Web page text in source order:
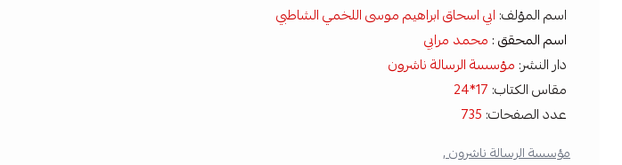
اسم المؤلف: ابي اسحاق ابراهيم موسى اللخمي الشاطبي
اسم المحقق : محمد مرابي
دار النشر: مؤسسة الرسالة ناشرون
مقاس الكتاب: 17*24
عدد الصفحات: 735
مؤسسة الرسالة ناشرون ,